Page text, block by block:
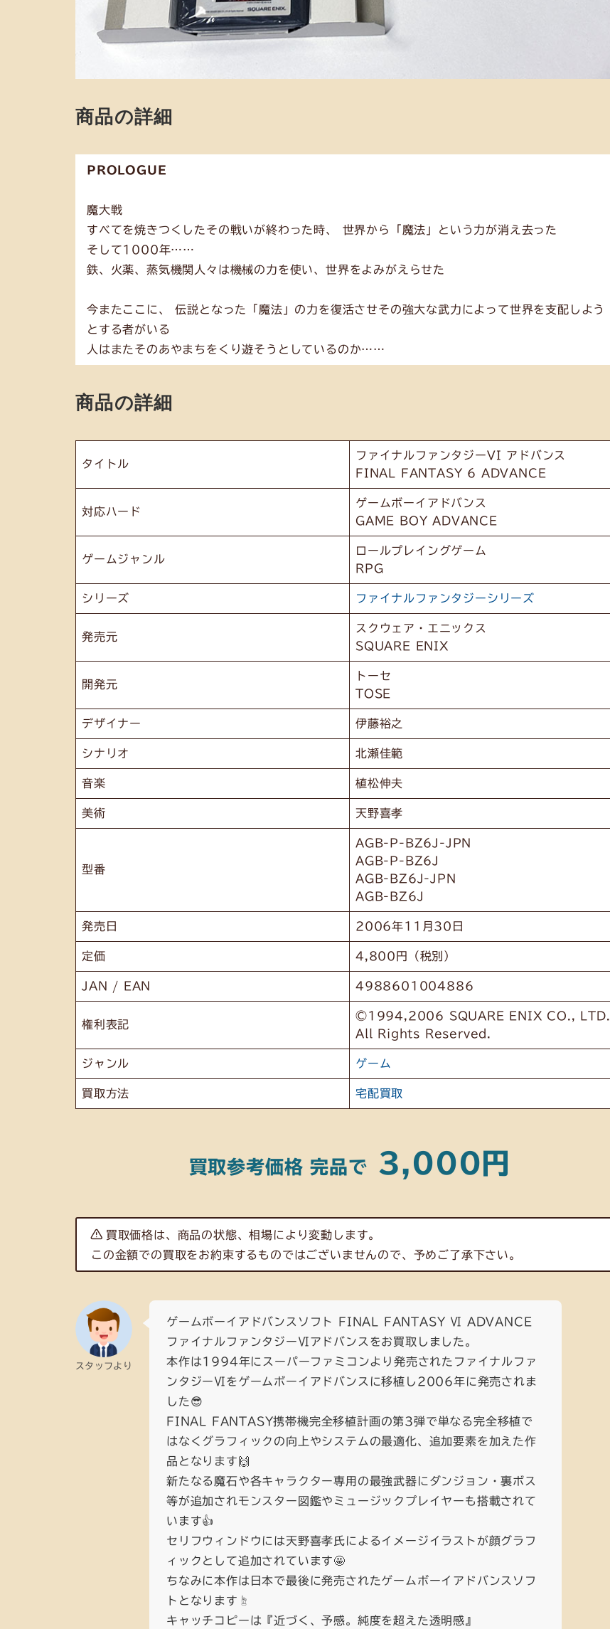
商品の詳細
PROLOGUE
魔大戦
すべてを焼きつくしたその戦いが終わった時、 世界から「魔法」という力が消え去った
そして1000年……
鉄、火薬、蒸気機関人々は機械の力を使い、世界をよみがえらせた
今またここに、 伝説となった「魔法」の力を復活させその強大な武力によって世界を支配しよう
とする者がいる
人はまたそのあやまちをくり遊そうとしているのか……
商品の詳細
タイトル
ファイナルファンタジーVI アドバンス
FINAL FANTASY 6 ADVANCE
対応ハード
ゲームボーイアドバンス
GAME BOY ADVANCE
ゲームジャンル
ロールプレイングゲーム
RPG
シリーズ ファイナルファンタジーシリーズ
発売元
スクウェア・エニックス
SQUARE ENIX
開発元
トーセ
TOSE
デザイナー 伊藤裕之
シナリオ 北瀬佳範
音楽 植松伸夫
美術 天野喜孝
型番
AGB-P-BZ6J-JPN
AGB-P-BZ6J
AGB-BZ6J-JPN
AGB-BZ6J
発売日 2006年11月30日
定価 4,800円（税別）
JAN / EAN 4988601004886
権利表記
©1994,2006 SQUARE ENIX CO., LTD.
All Rights Reserved.
ジャンル ゲーム
買取方法 宅配買取
買取参考価格 完品で 3,000円
買取価格は、商品の状態、相場により変動します。
この金額での買取をお約束するものではございませんので、予めご了承下さい。
スタッフより
ゲームボーイアドバンスソフト FINAL FANTASY Ⅵ ADVANCE
ファイナルファンタジーⅥアドバンスをお買取しました。
本作は1994年にスーパーファミコンより発売されたファイナルファ
ンタジーⅥをゲームボーイアドバンスに移植し2006年に発売されま
した😎
FINAL FANTASY携帯機完全移植計画の第3弾で単なる完全移植で
はなくグラフィックの向上やシステムの最適化、追加要素を加えた作
品となります🙌
新たなる魔石や各キャラクター専用の最強武器にダンジョン・裏ボス
等が追加されモンスター図鑑やミュージックプレイヤーも搭載されて
います👍
セリフウィンドウには天野喜孝氏によるイメージイラストが顔グラフ
ィックとして追加されています🤩
ちなみに本作は日本で最後に発売されたゲームボーイアドバンスソフ
トとなります☝️
キャッチコピーは『近づく、予感。純度を超えた透明感』